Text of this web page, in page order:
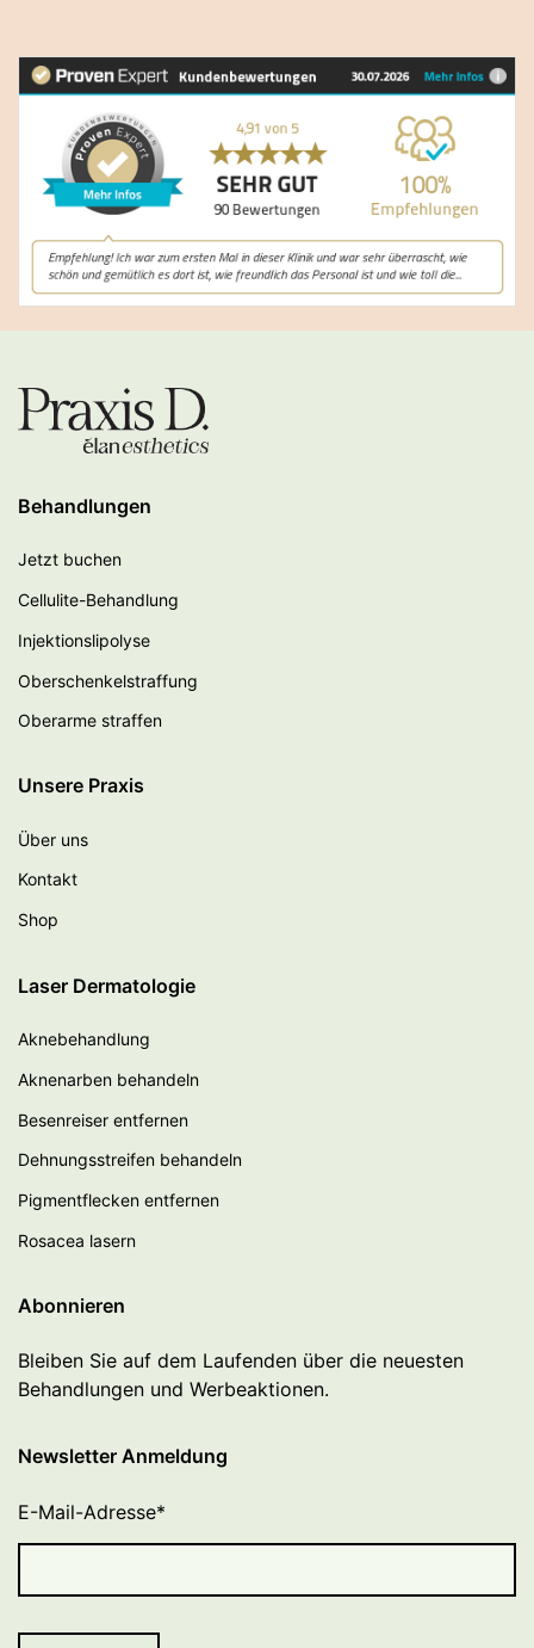
Behandlungen
Jetzt buchen
Cellulite-Behandlung
Injektionslipolyse
Oberschenkelstraffung
Oberarme straffen
Unsere Praxis
Über uns
Kontakt
Shop
Laser Dermatologie
Aknebehandlung
Aknenarben behandeln
Besenreiser entfernen
Dehnungsstreifen behandeln
Pigmentflecken entfernen
Rosacea lasern
Abonnieren
Bleiben Sie auf dem Laufenden über die neuesten
Behandlungen und Werbeaktionen.
Newsletter Anmeldung
E-Mail-Adresse*